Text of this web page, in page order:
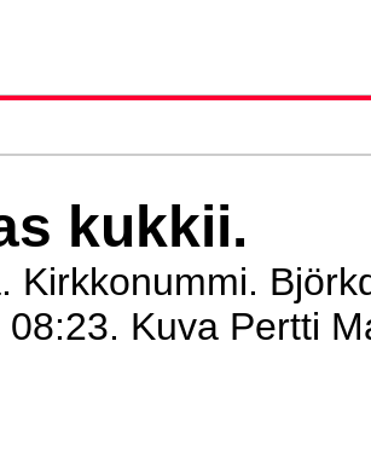
kukkii.
Kirkkonummi.
08:23. Kuva Pertti